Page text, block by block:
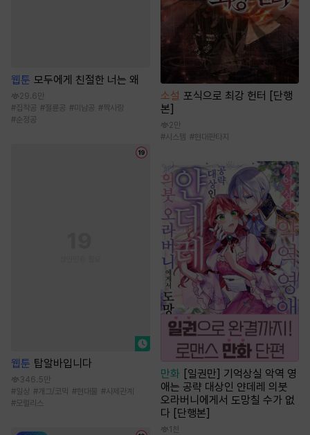
웹툰 모두에게 친절한 너는 왜
29.6만
#집착공 #절륜공 #미남공 #짝사랑
#순정공
웹툰 탑알바입니다
346.5만
#일상 # 개그/코믹 #현대물 #사제관계
#모럴리스
소설 포식으로 최강 헌터 [단행
본]
2만
#시스템 #현대판타지
만화 [일권만] 기억상실 악역 영
애는 공략 대상인 얀데레 의붓
오라버니에게서 도망칠 수가 없
다 [단행본]
1천